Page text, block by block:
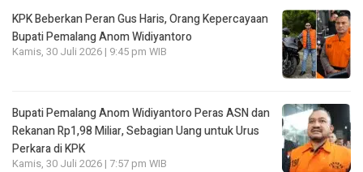
KPK Beberkan Peran Gus Haris, Orang Kepercayaan
Bupati Pemalang Anom Widiyantoro
Kamis, 30 Juli 2026 | 9:45 pm WIB
Bupati Pemalang Anom Widiyantoro Peras ASN dan
Rekanan Rp1,98 Miliar, Sebagian Uang untuk Urus
Perkara di KPK
Kamis, 30 Juli 2026 | 7:57 pm WIB